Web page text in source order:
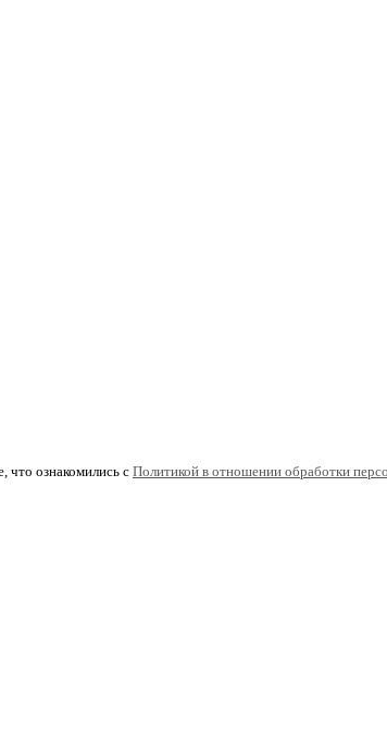
что ознакомились с Политикой в отношении обработки